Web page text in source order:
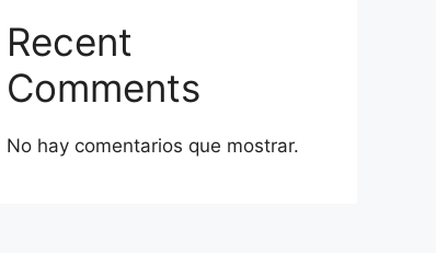
Recent
Comments
No hay comentarios que mostrar.